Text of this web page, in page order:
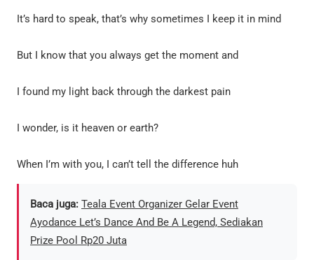
It’s hard to speak, that’s why sometimes I keep it in mind
But I know that you always get the moment and
I found my light back through the darkest pain
I wonder, is it heaven or earth?
When I’m with you, I can’t tell the difference huh
Baca juga: Teala Event Organizer Gelar Event
Ayodance Let’s Dance And Be A Legend, Sediakan
Prize Pool Rp20 Juta